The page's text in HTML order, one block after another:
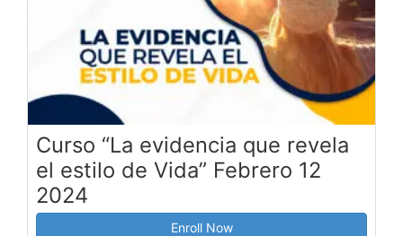
Curso “La evidencia que revela
el estilo de Vida” Febrero 12
2024
Enroll Now